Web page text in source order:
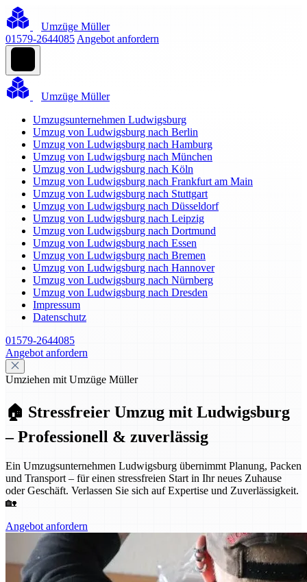
Umzüge Müller
01579-2644085 Angebot anfordern
Umzüge Müller
Umzugsunternehmen Ludwigsburg
Umzug von Ludwigsburg nach Berlin
Umzug von Ludwigsburg nach Hamburg
Umzug von Ludwigsburg nach München
Umzug von Ludwigsburg nach Köln
Umzug von Ludwigsburg nach Frankfurt am Main
Umzug von Ludwigsburg nach Stuttgart
Umzug von Ludwigsburg nach Düsseldorf
Umzug von Ludwigsburg nach Leipzig
Umzug von Ludwigsburg nach Dortmund
Umzug von Ludwigsburg nach Essen
Umzug von Ludwigsburg nach Bremen
Umzug von Ludwigsburg nach Hannover
Umzug von Ludwigsburg nach Nürnberg
Umzug von Ludwigsburg nach Dresden
Impressum
Datenschutz
01579-2644085
Angebot anfordern
Umziehen mit Umzüge Müller
🏠 Stressfreier Umzug mit Ludwigsburg
– Professionell & zuverlässig
Ein Umzugsunternehmen Ludwigsburg übernimmt Planung, Packen
und Transport – für einen stressfreien Start in Ihr neues Zuhause
oder Geschäft. Verlassen Sie sich auf Expertise und Zuverlässigkeit.
🏡
Angebot anfordern